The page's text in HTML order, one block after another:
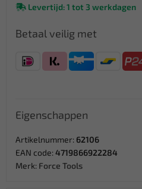
Levertijd: 1 tot 3 werkdagen
Betaal veilig met
Eigenschappen
Artikelnummer: 62106
EAN code: 4719866922284
Merk: Force Tools